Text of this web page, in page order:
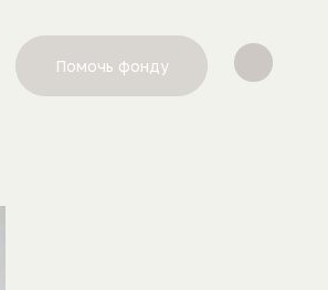
Помочь фонду